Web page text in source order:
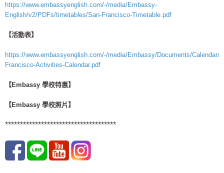
https://www.embassyenglish.com/-/media/Embassy-
English/v2/PDFs/timetables/San-Francisco-Timetable.pdf
【活動表】
https://www.embassyenglish.com/-/media/Embassy/Documents/
Francisco-Activities-Calendar.pdf
【Embassy 學校特惠】
【Embassy 學校照片】
*************************************